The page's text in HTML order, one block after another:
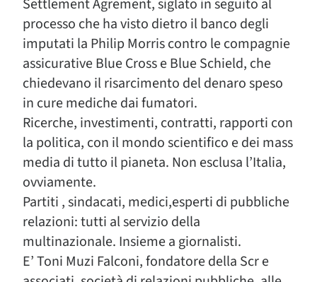
Settlement Agrement, siglato in seguito al
processo che ha visto dietro il banco degli
imputati la Philip Morris contro le compagnie
assicurative Blue Cross e Blue Schield, che
chiedevano il risarcimento del denaro speso
in cure mediche dai fumatori.
Ricerche, investimenti, contratti, rapporti con
la politica, con il mondo scientifico e dei mass
media di tutto il pianeta. Non esclusa l’Italia,
ovviamente.
Partiti , sindacati, medici,esperti di pubbliche
relazioni: tutti al servizio della
multinazionale. Insieme a giornalisti.
E’ Toni Muzi Falconi, fondatore della Scr e